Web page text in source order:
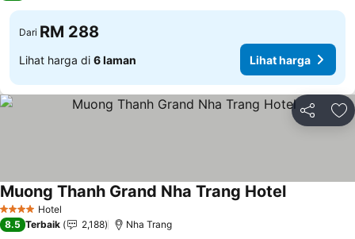
Dari RM 288
Lihat harga di 6 laman Lihat harga
Kongsi
4 BintangHotel
Muong Thanh Grand Nha Trang Hotel
8.5 Terbaik 2,188 Nha Trang